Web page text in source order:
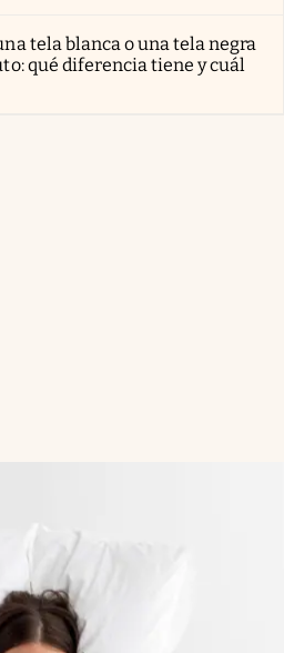
tela blanca o una tela negra
qué diferencia tiene y cuál